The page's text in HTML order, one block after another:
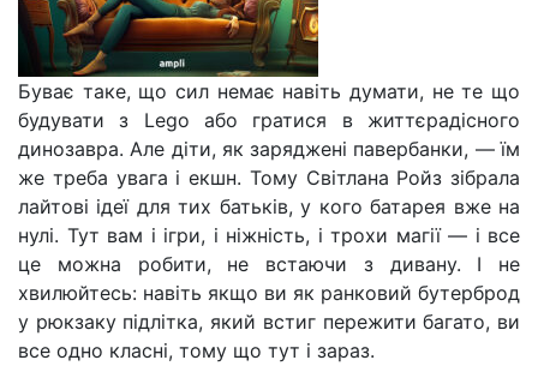
Буває таке, що сил немає навіть думати, не те що
будувати з Lego або гратися в життєрадісного
динозавра. Але діти, як заряджені павербанки, — їм
же треба увага і екшн. Тому Світлана Ройз зібрала
лайтові ідеї для тих батьків, у кого батарея вже на
нулі. Тут вам і ігри, і ніжність, і трохи магії — і все
це можна робити, не встаючи з дивану. І не
хвилюйтесь: навіть якщо ви як ранковий бутерброд
у рюкзаку підлітка, який встиг пережити багато, ви
все одно класні, тому що тут і зараз.